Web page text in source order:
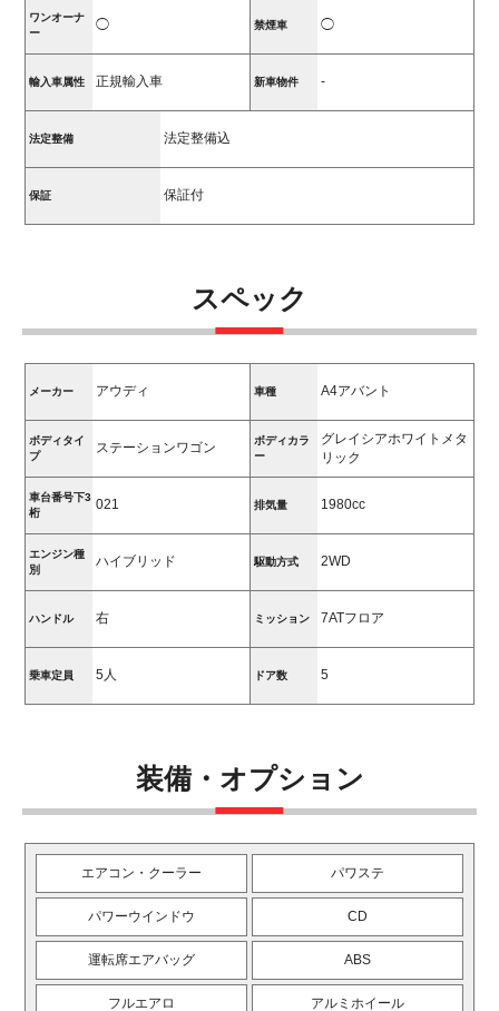
ワンオーナ
ー
◯ 禁煙車 ◯
輸入車属性 正規輸入車 新車物件 -
法定整備 法定整備込
保証 保証付
スペック
メーカー アウディ 車種 A4アバント
ボディタイ
プ
ステーションワゴン
ボディカラ
ー
グレイシアホワイトメタ
リック
車台番号下3
桁
021 排気量 1980cc
エンジン種
別
ハイブリッド 駆動方式 2WD
ハンドル 右 ミッション 7ATフロア
乗車定員 5人 ドア数 5
装備・オプション
エアコン・クーラー パワステ
パワーウインドウ CD
運転席エアバッグ ABS
フルエアロ アルミホイール